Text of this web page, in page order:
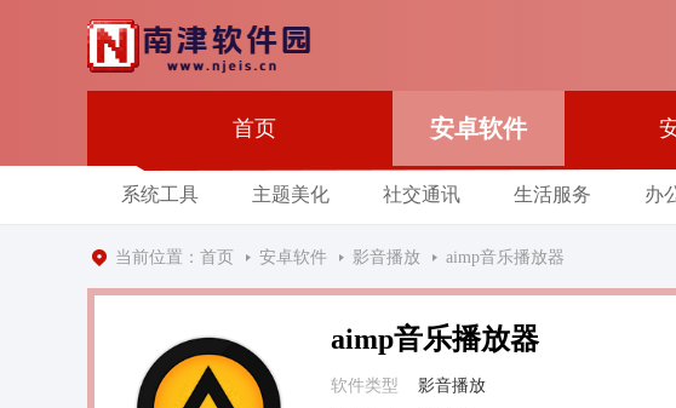
首页 安卓软件
系统工具 主题美化 社交通讯 生活服务 办
当前位置： 首页 安卓软件 影音播放 aimp音乐播放器
aimp音乐播放器
软件类型 影音播放